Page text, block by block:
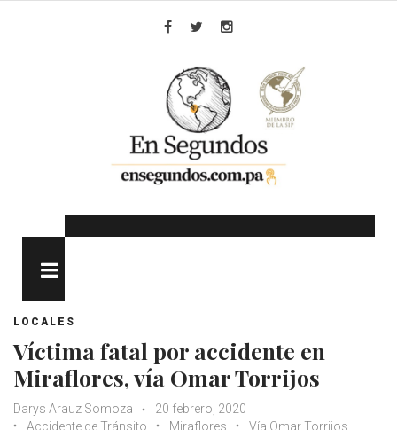
LOCALES
Víctima fatal por accidente en
Miraflores, vía Omar Torrijos
Darys Arauz Somoza
20 febrero, 2020
Accidente de Tránsito
Miraflores Vía Omar Torrijos